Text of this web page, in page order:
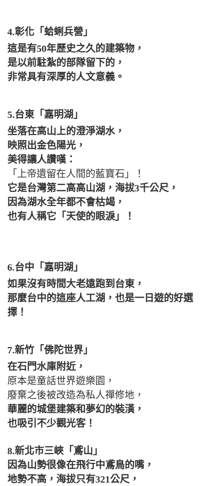
4.彰化「蛤蜊兵營」
這是有50年歷史之久的建築物，
是以前駐紮的部隊留下的，
非常具有深厚的人文意義。
5.台東「嘉明湖」
坐落在高山上的澄淨湖水，
映照出金色陽光，
美得讓人讚嘆：
「上帝遺留在人間的藍寶石」！
它是台灣第二高高山湖，海拔3千公尺，
因為湖水全年都不會枯竭，
也有人稱它「天使的眼淚」！
6.台中「嘉明湖」
如果沒有時間大老遠跑到台東，
那麼台中的這座人工湖，也是一日遊的好選
擇！
7.新竹「佛陀世界」
在石門水庫附近，
原本是童話世界遊樂園，
廢棄之後被改造為私人禪修地，
華麗的城堡建築和夢幻的裝潢，
也吸引不少觀光客！
8.新北市三峽「鳶山」
因為山勢很像在飛行中鳶鳥的嘴，
地勢不高，海拔只有321公尺，